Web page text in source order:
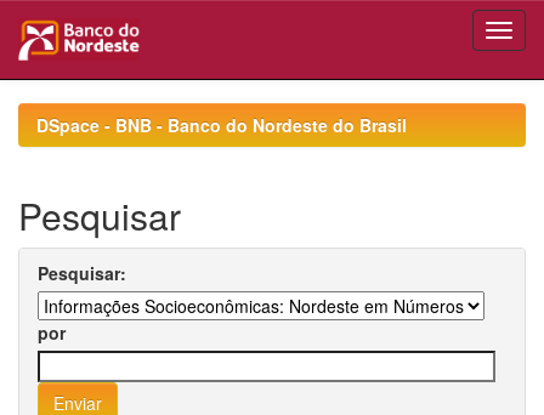
navigationDSpace - BNB - Banco do Nordeste do Brasil
Pesquisar
Pesquisar:
por